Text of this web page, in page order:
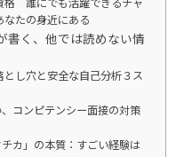
たの身近にある
書く、他では読めない情
し穴と安全な自己分析３ス
コンピテンシー面接の対策
カ」の本質：すごい経験は